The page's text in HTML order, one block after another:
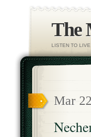
The
LISTEN TO
Mar